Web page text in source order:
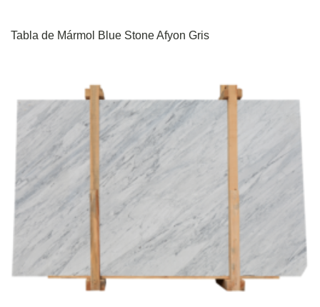
Tabla de Mármol Blue Stone Afyon Gris